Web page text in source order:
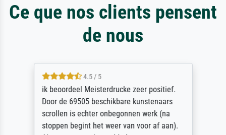
Ce que nos clients pensent
de nous
4.5 / 5
ik beoordeel Meisterdrucke zeer positief.
Door de 69505 beschikbare kunstenaars
scrollen is echter onbegonnen werk (na
stoppen begint het weer van voor af aan).